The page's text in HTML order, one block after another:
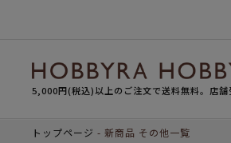
5,000円(税込)以上のご注文で送料無料。店舗
トップページ 新商品 その他一覧